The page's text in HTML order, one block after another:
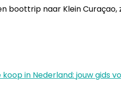
boottrip naar Klein